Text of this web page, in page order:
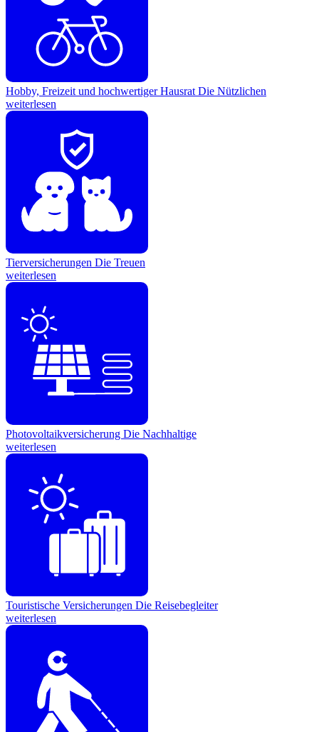
Hobby, Freizeit und hochwertiger Hausrat Die Nützlichen
weiterlesen
Tierversicherungen Die Treuen
weiterlesen
Photovoltaikversicherung Die Nachhaltige
weiterlesen
Touristische Versicherungen Die Reisebegleiter
weiterlesen